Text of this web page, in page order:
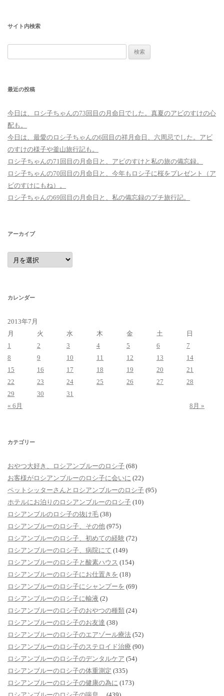
サイト内検索
索:
最近の投稿
今日は、ロシ子ちゃんの73回目の月命日でした。真夏のアビのすけの心
配も。
今日は、最愛のロシ子ちゃんの6回目の祥月命日、六周忌でした。アビ
のすけの様子や釜山旅行記も。
ロシ子ちゃんの71回目の月命日と、アビのすけと私の旅の備忘録。
ロシ子ちゃんの70回目の月命日と、今年もロシ子に桜をプレゼント（ア
ビのすけにもね）。
ロシ子ちゃんの69回目の月命日と、私の備忘録のプチ旅行記。
アーカイブ
ア
ー
カ
カレンダー
2013年7月
月
火 水 木 金 土
日
1
2 3 4 5 6
7
8
9 10 11 12 13
14
15
16 17 18 19 20
21
22
23 24 25 26 27
28
29
30
31
« 6月
8月 »
カテゴリー
おやつ大好き、ロシアンブルーのロシ子 (68)
お客様がロシアンブルーのロシ子に会いに (22)
ペットシッターさんとロシアンブルーのロシ子 (95)
ホテルにお泊りのロシアンブルーのロシ子 (10)
ロシアンブルのロシ子の抜け毛 (38)
ロシアンブルーのロシ子、その他 (975)
ロシアンブルーのロシ子、初めての経験 (72)
ロシアンブルーのロシ子、病院にて (149)
ロシアンブルーのロシ子と酸素ハウス (154)
ロシアンブルーのロシ子にお仕置きを (18)
ロシアンブルーのロシ子にシャンプーを (69)
ロシアンブルーのロシ子に輸液 (2)
ロシアンブルーのロシ子のおやつの種類 (24)
ロシアンブルーのロシ子のお友達 (38)
ロシアンブルーのロシ子のエアゾール療法 (52)
ロシアンブルーのロシ子のステロイド治療 (90)
ロシアンブルーのロシ子のデンタルケア (54)
ロシアンブルーのロシ子の体重測定 (335)
ロシアンブルーのロシ子の健康の為に (173)